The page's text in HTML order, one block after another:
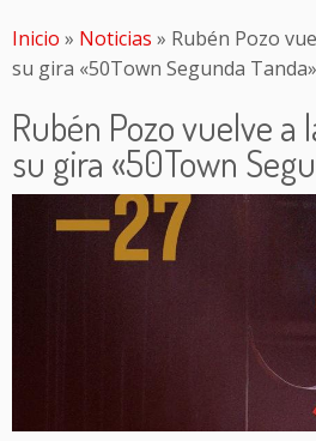
Inicio » Noticias » Rubén Pozo
su gira «50Town Segunda Tanda»
Rubén Pozo vuelve a
su gira «50Town